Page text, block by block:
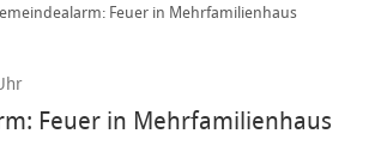
Feuer in Mehrfamilienhaus
Feuer in Mehrfamilienhaus